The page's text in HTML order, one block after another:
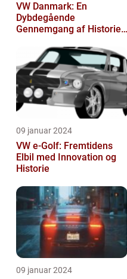
VW Danmark: En
Dybdegående
Gennemgang af Historien
09 januar 2024
VW e-Golf: Fremtidens
Elbil med Innovation og
Historie
09 januar 2024